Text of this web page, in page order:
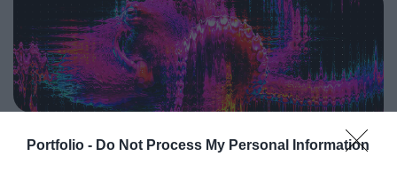
Portfolio - Do Not Process My Personal Information
programkínálaton túl alkalmat teremt a szakmai
kapcsolatépítésre, a networkingre és az üzleti
tárgyalásokra, a színvonalas szakmai előadások és
kerekasztal-beszélgetések mellett pedig szórakoztató
műsorral járul hozzá a résztvevők feltöltődéséhez és
Konferencián adja át tizenegy kategóriában azokat az
agentic AI trend. Az önállóan cselekedni képes AI-
ügynökök, illetve az egyes üzleti, compliance és
adminisztratív folyamatokat támogató AI-eszközök és
vállalti megoldások korábban elképzelhetetlen sebességet
és rendkívüli hatékonyságbeli fejlődési lehetőséget adnak a
cégeknek. MIt kezdünk a megnyert munkaórákkal és a
megspórolt munkaerővel? A core bizniszt is felforgatja a
2026. november 18. Radisson Blu Béke Hotel